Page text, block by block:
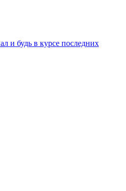
и будь в курсе последних